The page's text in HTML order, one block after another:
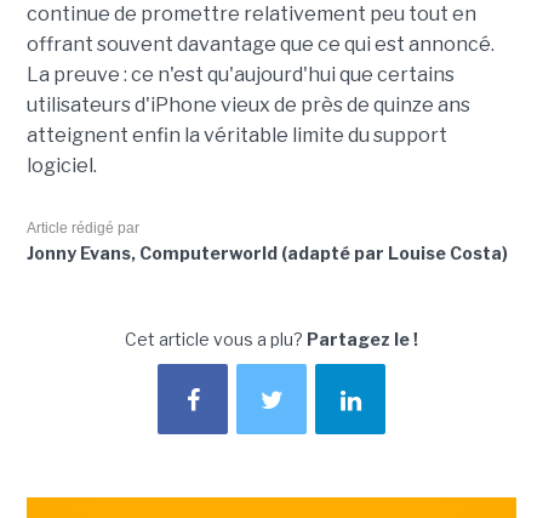
continue de promettre relativement peu tout en
offrant souvent davantage que ce qui est annoncé.
La preuve : ce n'est qu'aujourd'hui que certains
utilisateurs d'iPhone vieux de près de quinze ans
atteignent enfin la véritable limite du support
logiciel.
Article rédigé par
Jonny Evans, Computerworld (adapté par Louise Costa)
Cet article vous a plu? Partagez le !